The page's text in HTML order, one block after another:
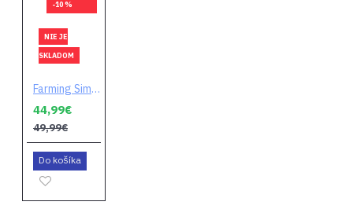
-10 %
NIE JE
SKLADOM
Farming Simulator 22 (Platinum Edition)
44,99€
49,99€
Do košíka